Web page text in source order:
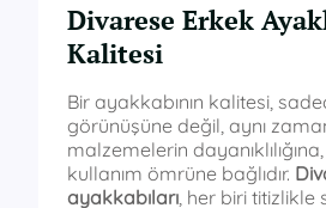
Divarese Erkek
Kalitesi
Bir ayakkabının kalitesi,
görünüşüne değil, aynı
malzemelerin
kullanım ömrüne bağlıdır.
ayakkabıları , her biri